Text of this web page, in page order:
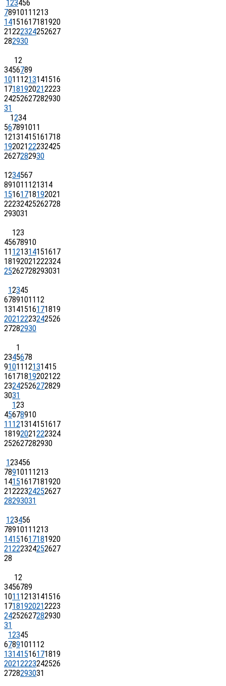
1 23456
78910111213
14151617181920
21222324252627
282930
12
3456789
10111213141516
17181920212223
24252627282930
31
1234
567891011
12131415161718
19202122232425
2627282930
1234567
891011121314
15161718192021
22232425262728
293031
123
45678910
11121314151617
18192021222324
25262728293031
12345
6789101112
13141516171819
20212223242526
27282930
1
2345678
9101112131415
16171819202122
23242526272829
3031
123
45678910
11121314151617
18192021222324
252627282930
123456
78910111213
14151617181920
21222324252627
28293031
123456
78910111213
14151617181920
21222324252627
28
12
3456789
10111213141516
17181920212223
24252627282930
31
12345
6789101112
13141516171819
20212223242526
2728293031